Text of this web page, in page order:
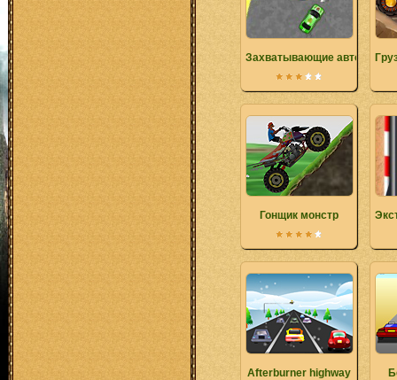
Захватывающие
Гонщик монстр
Afterburner highway